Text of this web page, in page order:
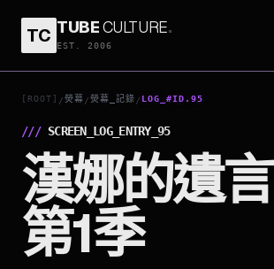
TC TUBECULTURE.
EST. 2006
[ROOT] /熒幕 /熒幕_記錄 / LOG_#ID.95
/// SCREEN_LOG_ENTRY_95
漢娜的遺言
第1季